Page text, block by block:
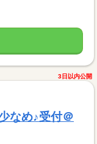
3日以内公開
なめ♪受付＠